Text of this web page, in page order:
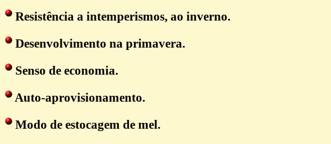
Resistência a intemperismos, ao inverno.
Desenvolvimento na primavera.
Senso de economia.
Auto-aprovisionamento.
Modo de estocagem de mel.